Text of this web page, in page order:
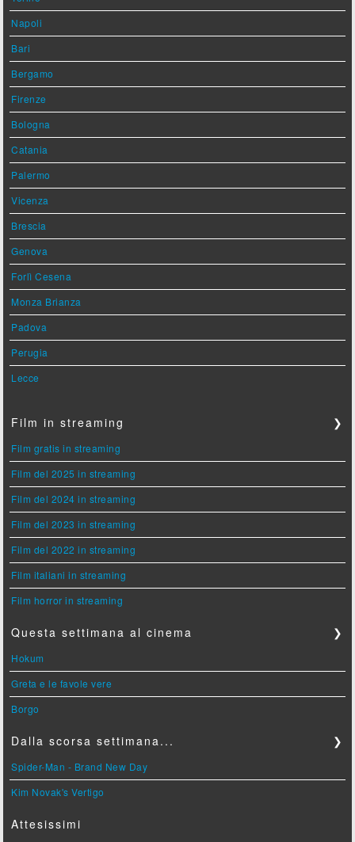
Napoli
Bari
Bergamo
Firenze
Bologna
Catania
Palermo
Vicenza
Brescia
Genova
Forlì Cesena
Monza Brianza
Padova
Perugia
Lecce
Film in streaming ❯
Film gratis in streaming
Film del 2025 in streaming
Film del 2024 in streaming
Film del 2023 in streaming
Film del 2022 in streaming
Film italiani in streaming
Film horror in streaming
Questa settimana al cinema ❯
Hokum
Greta e le favole vere
Borgo
Dalla scorsa settimana... ❯
Spider-Man - Brand New Day
Kim Novak's Vertigo
Attesissimi